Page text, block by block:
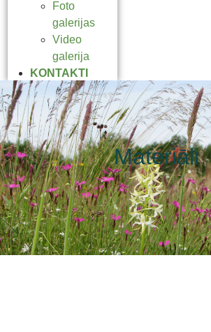
Foto
galerijas
Video
galerija
KONTAKTI
Materiāli